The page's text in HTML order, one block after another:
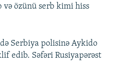
özünü serb kimi hiss
Serbiya polisinə Aykido
edib. Səfəri Rusiyapərəst